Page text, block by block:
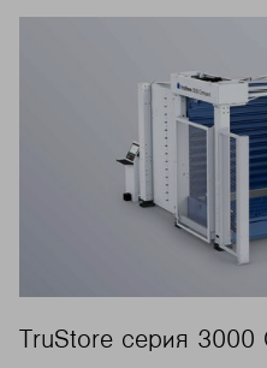
TruStore серия 3000